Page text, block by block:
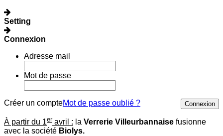
Setting
Connexion
Adresse mail
Mot de passe
Créer un compte Connexion
Mot de passe oublié ?
À partir du 1er avril : la Verrerie Villeurbannaise fusionne
avec la société Biolys.